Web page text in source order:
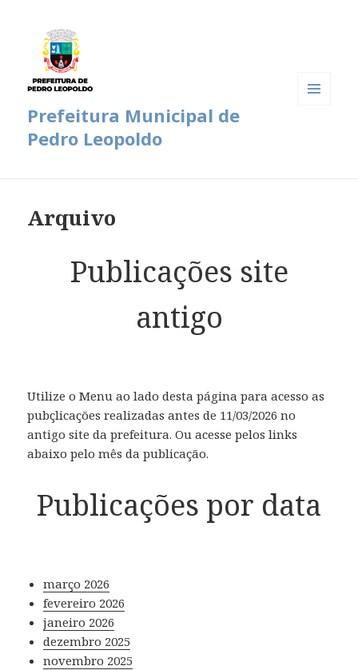
Prefeitura Municipal de
Pedro Leopoldo
Arquivo
Publicações site
antigo
Utilize o Menu ao lado desta página para acesso as
pubçlicações realizadas antes de 11/03/2026 no
antigo site da prefeitura. Ou acesse pelos links
abaixo pelo mês da publicação.
Publicações por data
março 2026
fevereiro 2026
janeiro 2026
dezembro 2025
novembro 2025